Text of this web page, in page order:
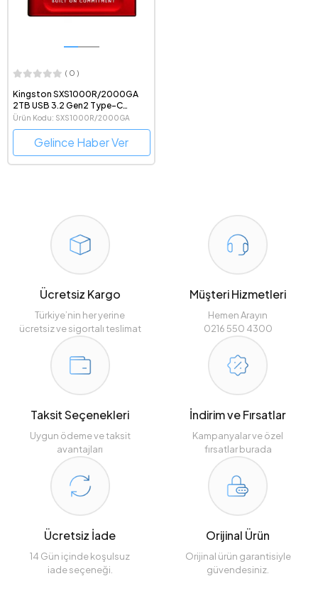
( 0 )
Kingston SXS1000R/2000GA
2TB USB 3.2 Gen2 Type-C
1050MB Okuma/1000MB Yazma
Kırmızı Taşınabilir Harici SSD
Ürün Kodu: SXS1000R/2000GA
Gelince Haber Ver
Ücretsiz Kargo
Türkiye’nin her yerine
ücretsiz ve sigortalı teslimat
Müşteri Hizmetleri
Hemen Arayın
0216 550 4300
Taksit Seçenekleri
Uygun ödeme ve taksit
avantajları
İndirim ve Fırsatlar
Kampanyalar ve özel
fırsatlar burada
Ücretsiz İade
14 Gün içinde koşulsuz
iade seçeneği.
Orijinal Ürün
Orijinal ürün garantisiyle
güvendesiniz.